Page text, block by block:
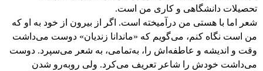
تحصیلات دانشگاهی‌ و کاری من است.
شعر اما با هستی من درآمیخته است. اگر از بیرون از خود به او که
من است نگاه کنم، می‌گویم که «ماندانا زندیان» دوست می‌داشت
وقت و اندیشه و عاطفه‌اش را، به‌تمامی، به شعر می‌سپرد. دوست
می‌داشت خودش را شاعر تعریف می‌کرد. ولی روبه‌رو شدن